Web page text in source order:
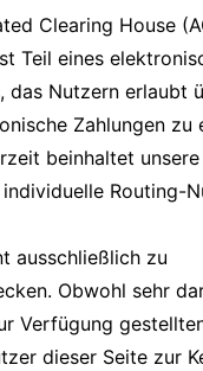
Clearing House
Teil eines
das Nutzern erlaubt
Zahlungen zu
beinhaltet
Routing-
ausschließlich zu
Obwohl sehr
Verfügung
dieser Seite zur